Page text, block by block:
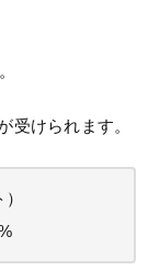
受けられます。